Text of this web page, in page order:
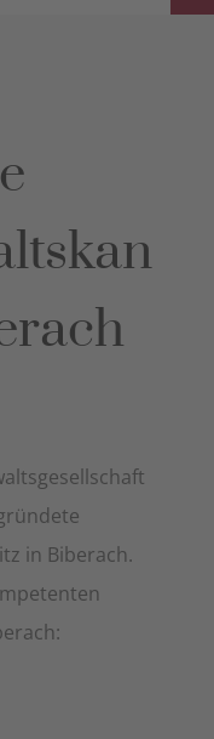
in Biberach.